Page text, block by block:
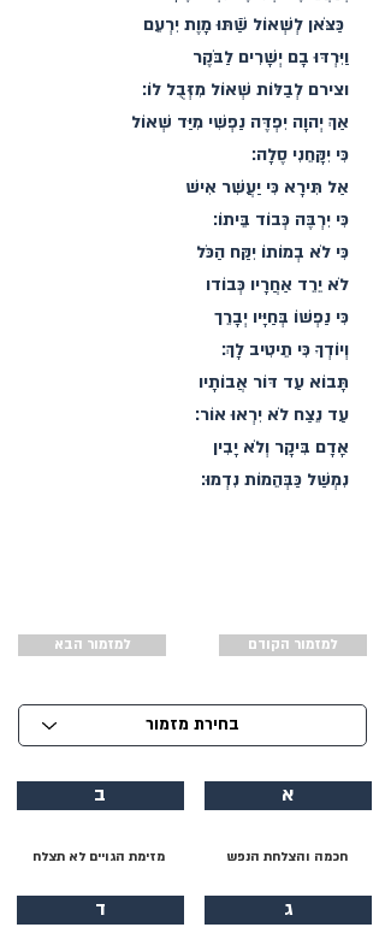
כַּצֹּאן לְשְׁאוֹל שַֿׁתּוּ מָוֶת יִרְעֵם
וַיִּרְדּוּ בָם יְשָׁרִים לַבֹּקֶר
וצירם לְבַלּוֹת שְׁאוֹל מִזְּבֻל לוֹ׃
אַךְ יְהוָה יִפְדֶּה נַפְשִׁי מִיַּד שְׁאוֹל
כִּי יִקָּחֵנִי סֶלָה׃
אַל תִּירָא כִּי יַעֲשִׁר אִישׁ
כִּי יִרְבֶּה כְּבוֹד בֵּיתוֹ׃
כִּי לֹא בְמוֹתוֹ יִקַּח הַכֹּל
לֹא יֵרֵד אַחֲרָיו כְּבוֹדו
כִּי נַפְשׁוֹ בְּחַיָּיו יְבָרֵך
וְיוֹדְךָ כִּי תֵיטִיב לָךְ׃
תָּבוֹא עַד דּוֹר אֲבוֹתָיו
עַד נֵצַח לֹא יִרְאוּ אוֹר׃
אָדָם בִּיקָר וְלֹא יָבִין
נִמְשַׁל כַּבְּהֵמוֹת נִדְמוּ׃
למזמור הבא למזמור הקודם
א
חכמה והצלחת הנפש
ג
ב
מזימת הגויים לא תצלח
ד